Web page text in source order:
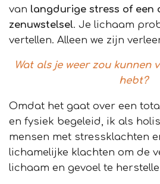
van langdurige stress of een
zenuwstelsel. Je lichaam
vertellen. Alleen we zijn
Wat als je weer zou kunnen
hebt?
Omdat het gaat over een
en fysiek begeleid, ik als
mensen met stressklachten
lichamelijke klachten om de
lichaam en gevoel te